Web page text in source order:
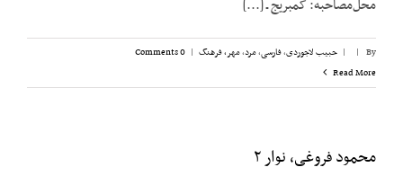
محل‌مصاحبه: کمبریج ـ [...]
By
|
| حبیب لاجوردی,فارسی,مرد,مهر، فرهنگ |
0 Comments
Read More
محمود فروغی، نوار ۲